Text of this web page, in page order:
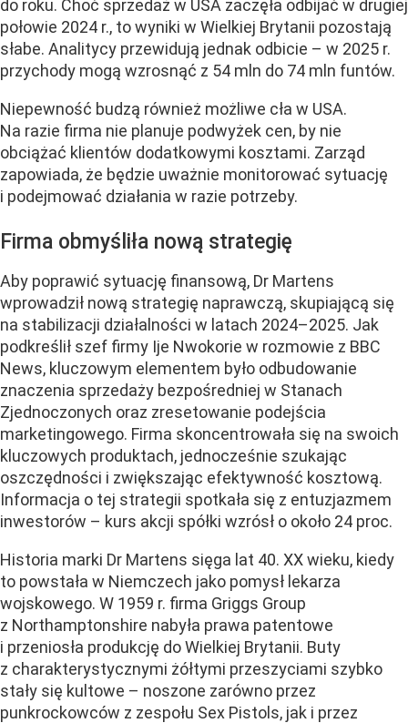
do roku. Choć sprzedaż w USA zaczęła odbijać w drugiej
połowie 2024 r., to wyniki w Wielkiej Brytanii pozostają
słabe. Analitycy przewidują jednak odbicie – w 2025 r.
przychody mogą wzrosnąć z 54 mln do 74 mln funtów.
Niepewność budzą również możliwe cła w USA.
Na razie firma nie planuje podwyżek cen, by nie
obciążać klientów dodatkowymi kosztami. Zarząd
zapowiada, że będzie uważnie monitorować sytuację
i podejmować działania w razie potrzeby.
Firma obmyśliła nową strategię
Aby poprawić sytuację finansową, Dr Martens
wprowadził nową strategię naprawczą, skupiającą się
na stabilizacji działalności w latach 2024–2025. Jak
podkreślił szef firmy Ije Nwokorie w rozmowie z BBC
News, kluczowym elementem było odbudowanie
znaczenia sprzedaży bezpośredniej w Stanach
Zjednoczonych oraz zresetowanie podejścia
marketingowego. Firma skoncentrowała się na swoich
kluczowych produktach, jednocześnie szukając
oszczędności i zwiększając efektywność kosztową.
Informacja o tej strategii spotkała się z entuzjazmem
inwestorów – kurs akcji spółki wzrósł o około 24 proc.
Historia marki Dr Martens sięga lat 40. XX wieku, kiedy
to powstała w Niemczech jako pomysł lekarza
wojskowego. W 1959 r. firma Griggs Group
z Northamptonshire nabyła prawa patentowe
i przeniosła produkcję do Wielkiej Brytanii. Buty
z charakterystycznymi żółtymi przeszyciami szybko
stały się kultowe – noszone zarówno przez
punkrockowców z zespołu Sex Pistols, jak i przez